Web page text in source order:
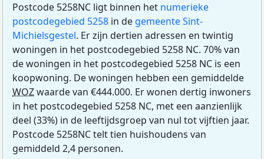
Postcode 5258NC ligt binnen het numerieke
postcodegebied 5258 in de gemeente Sint-
Michielsgestel. Er zijn dertien adressen en twintig
woningen in het postcodegebied 5258 NC. 70% van
de woningen in het postcodegebied 5258 NC is een
koopwoning. De woningen hebben een gemiddelde
WOZwaarde van €444.000. Er wonen dertig inwoners
in het postcodegebied 5258 NC, met een aanzienlijk
deel (33%) in de leeftijdsgroep van nul tot vijftien jaar.
Postcode 5258NC telt tien huishoudens van
gemiddeld 2,4 personen.